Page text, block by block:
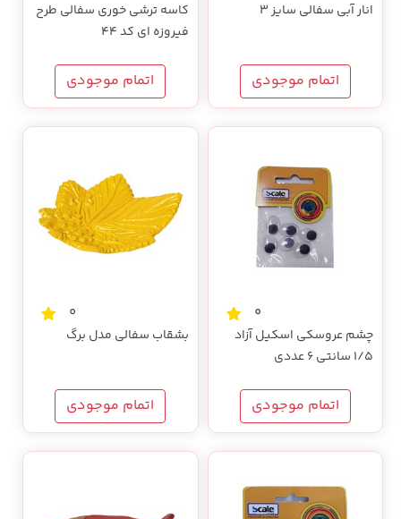
انار آبی سفالی سایز 3
اتمام موجودی
کاسه ترشی خوری سفالی طرح
فیروزه ای کد 44
اتمام موجودی
0
چشم عروسکی اسکیل آزاد
1/5 سانتی 6 عددی
اتمام موجودی
0
بشقاب سفالی مدل برگ
اتمام موجودی